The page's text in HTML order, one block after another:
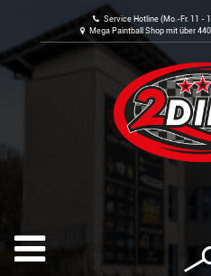
Service Hotline (Mo.-Fr. 11 -
Mega Paintball Shop mit über